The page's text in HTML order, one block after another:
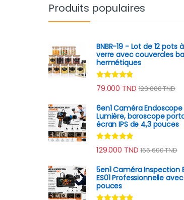
Produits populaires
BNBR-19 - Lot de 12 pots
verre avec couvercles
hermétiques
Note4.60
sur 5
79.000 TND 123.000TND
6en1 Caméra Endoscope
Lumière, boroscope
écran IPS de 4,3 pouces
Note4.67
sur 5
129.000 TND 166.600TND
5en1 Caméra Inspection
ES01 Professionnelle
pouces